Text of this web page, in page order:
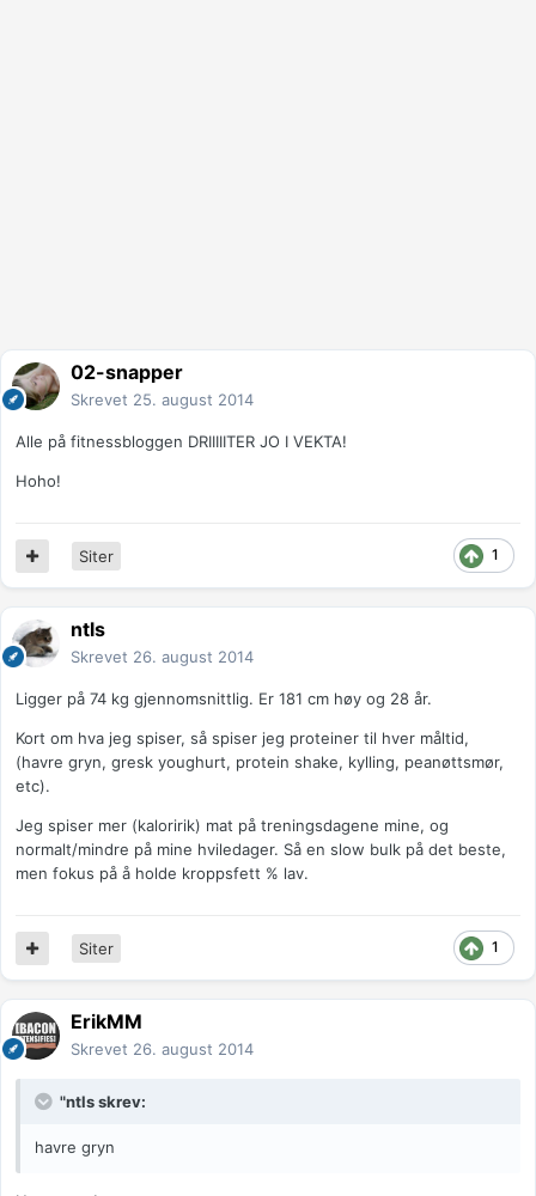
02-snapper
Skrevet 25. august 2014
Alle på fitnessbloggen DRIIIIITER JO I VEKTA!
Hoho!
1
Siter
ntls
Skrevet 26. august 2014
Ligger på 74 kg gjennomsnittlig. Er 181 cm høy og 28 år.
Kort om hva jeg spiser, så spiser jeg proteiner til hver måltid,
(havre gryn, gresk youghurt, protein shake, kylling, peanøttsmør,
etc).
Jeg spiser mer (kaloririk) mat på treningsdagene mine, og
normalt/mindre på mine hviledager. Så en slow bulk på det beste,
men fokus på å holde kroppsfett % lav.
1
Siter
ErikMM
Skrevet 26. august 2014
"ntls skrev:
havre gryn